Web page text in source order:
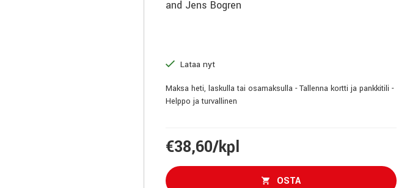
and Jens Bogren
Lataa nyt
Maksa heti, laskulla tai osamaksulla - Tallenna kortti ja pankkitili -
Helppo ja turvallinen
€38,60/kpl
OSTA